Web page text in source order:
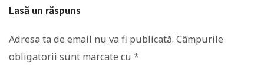
Lasă un răspuns
Adresa ta de email nu va fi publicată. Câmpurile
obligatorii sunt marcate cu *